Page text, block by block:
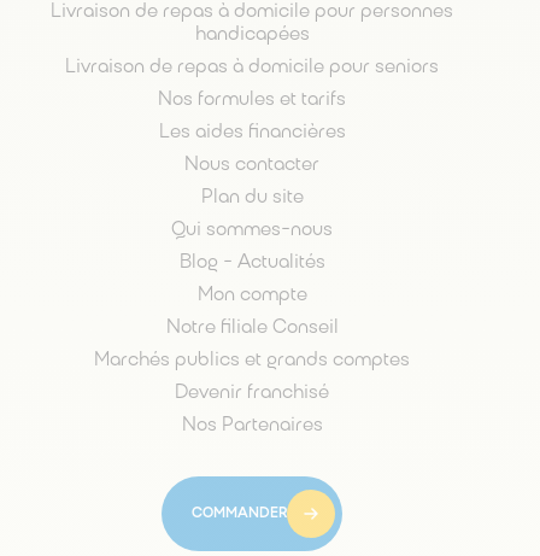
Livraison de repas à domicile pour personnes
handicapées
Livraison de repas à domicile pour seniors
Nos formules et tarifs
Les aides financières
Nous contacter
Plan du site
Qui sommes-nous
Blog - Actualités
Mon compte
Notre filiale Conseil
Marchés publics et grands comptes
Devenir franchisé
Nos Partenaires
COMMANDER